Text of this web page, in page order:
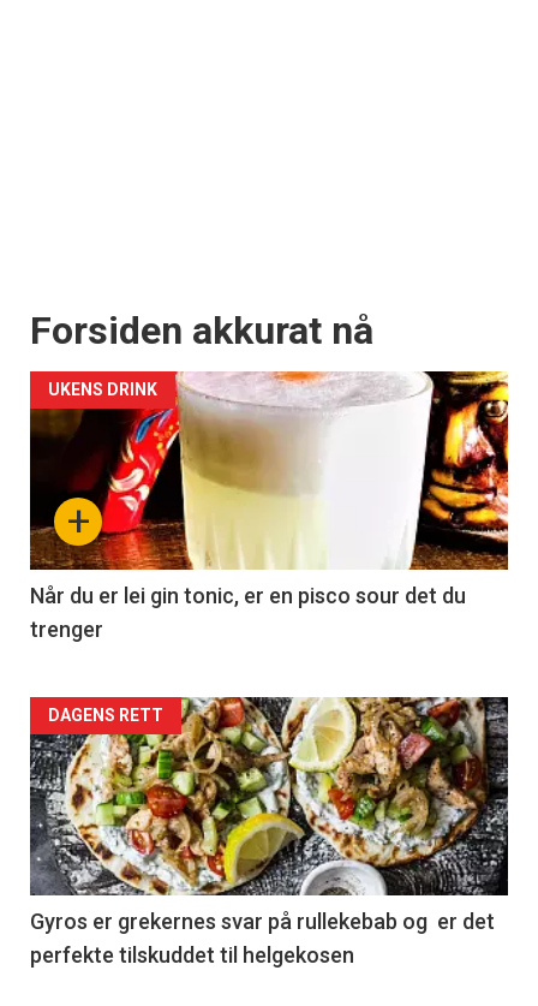
Forsiden akkurat nå
+
UKENS DRINK
Når du er lei gin tonic, er en pisco sour det du
trenger
Forsiden
akkurat
nå
-
2
DAGENS RETT
Gyros er grekernes svar på rullekebab og er det
perfekte tilskuddet til helgekosen